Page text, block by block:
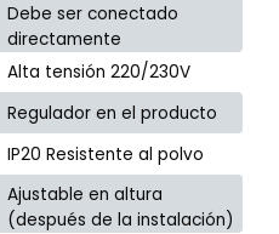
Debe ser conectado
directamente
Alta tensión 220/230V
Regulador en el producto
IP20 Resistente al polvo
Ajustable en altura
(después de la instalación)